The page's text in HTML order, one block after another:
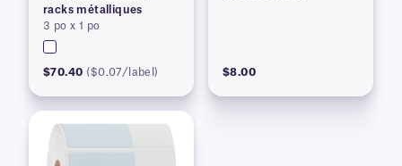
racks métalliques
3 po x 1 po
$70.40 ($0.07/label) $8.00